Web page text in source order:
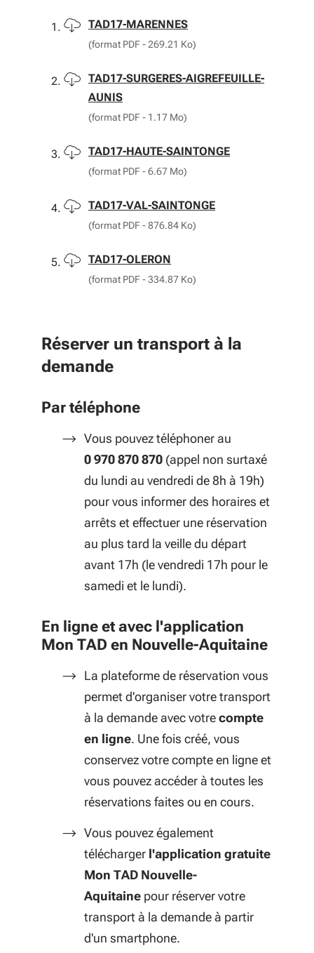
Télécharger
TAD17-MARENNES
(format PDF - 269.21 Ko)
Télécharger
TAD17-SURGERES-AIGREFEUILLE-
AUNIS
(format PDF - 1.17 Mo)
Télécharger
TAD17-HAUTE-SAINTONGE
(format PDF - 6.67 Mo)
Télécharger
TAD17-VAL-SAINTONGE
(format PDF - 876.84 Ko)
Télécharger
TAD17-OLERON
(format PDF - 334.87 Ko)
Réserver un transport à la
demande
Par téléphone
Vous pouvez téléphoner au
0 970 870 870 (appel non surtaxé
du lundi au vendredi de 8h à 19h)
pour vous informer des horaires et
arrêts et effectuer une réservation
au plus tard la veille du départ
avant 17h (le vendredi 17h pour le
samedi et le lundi).
En ligne et avec l'application
Mon TAD en Nouvelle-Aquitaine
La plateforme de réservation vous
permet d'organiser votre transport
à la demande avec votrecompte
en ligne. Une fois créé, vous
conservez votre compte en ligne et
vous pouvez accéder à toutes les
réservations faites ou en cours.
Vous pouvez également
télécharger l'application gratuite
Mon TAD Nouvelle-
Aquitaine pour réserver votre
transport à la demande à partir
d'un smartphone.